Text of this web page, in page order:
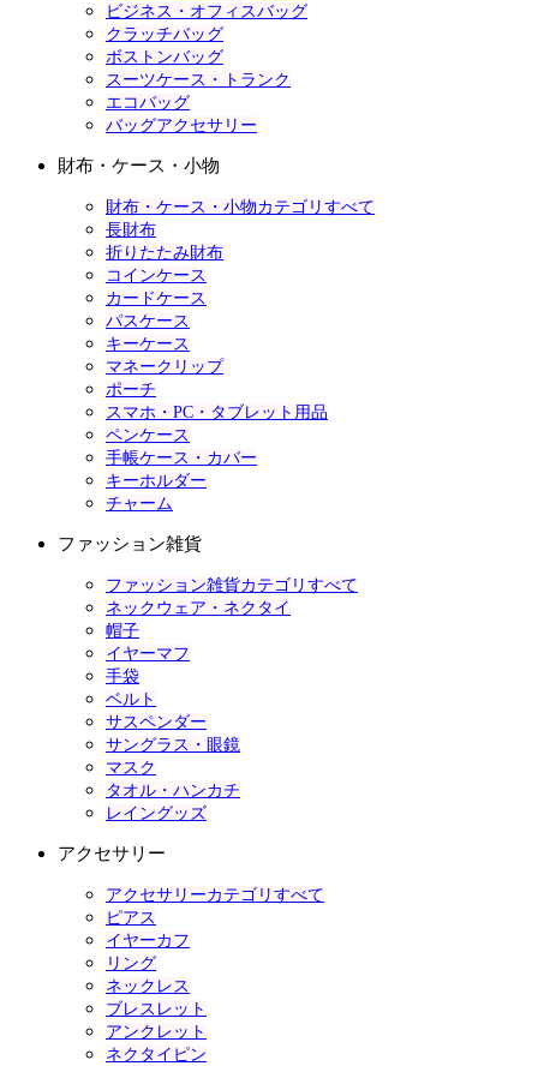
ビジネス・オフィスバッグ
クラッチバッグ
ボストンバッグ
スーツケース・トランク
エコバッグ
バッグアクセサリー
財布・ケース・小物
財布・ケース・小物カテゴリすべて
長財布
折りたたみ財布
コインケース
カードケース
パスケース
キーケース
マネークリップ
ポーチ
スマホ・PC・タブレット用品
ペンケース
手帳ケース・カバー
キーホルダー
チャーム
ファッション雑貨
ファッション雑貨カテゴリすべて
ネックウェア・ネクタイ
帽子
イヤーマフ
手袋
ベルト
サスペンダー
サングラス・眼鏡
マスク
タオル・ハンカチ
レイングッズ
アクセサリー
アクセサリーカテゴリすべて
ピアス
イヤーカフ
リング
ネックレス
ブレスレット
アンクレット
ネクタイピン